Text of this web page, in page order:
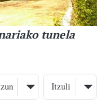
tunela
Itzuli